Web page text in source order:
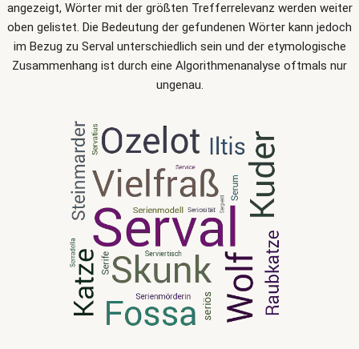
angezeigt, Wörter mit der größten Trefferrelevanz werden weiter
oben gelistet. Die Bedeutung der gefundenen Wörter kann jedoch
im Bezug zu Serval unterschiedlich sein und der etymologische
Zusammenhang ist durch eine Algorithmenanalyse oftmals nur
ungenau.